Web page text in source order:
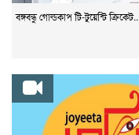
বঙ্গবন্ধু গোল্ডকাপ টি-টুয়েন্টি ক্রিকেট...